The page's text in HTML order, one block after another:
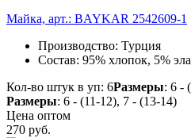
Майка, арт.: BAYKAR 2542609-1
Производство: Турция
Состав: 95% хлопок, 5%
Кол-во штук в уп: 6Размеры: 6 -
Размеры: 6 - (11-12), 7 - (13-14)
Цена оптом
270 руб.